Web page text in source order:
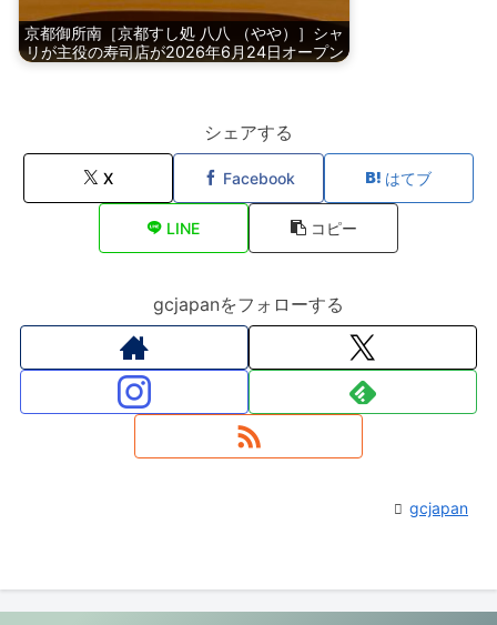
京都御所南［京都すし処 八八 （やや）］シャ
リが主役の寿司店が2026年6月24日オープン
シェアする
X Facebook はてブ
LINE コピー
gcjapanをフォローする
gcjapan